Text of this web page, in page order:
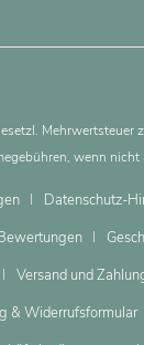
Mehrwertsteuer
wenn nicht
Datenschutz-
Versand und
& Widerrufsformular